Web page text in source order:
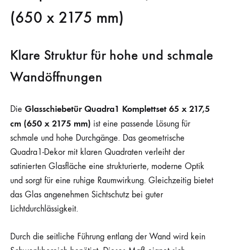
(650 x 2175 mm)
Klare Struktur für hohe und schmale
Wandöffnungen
Die Glasschiebetür Quadra1 Komplettset 65 x 217,5
cm (650 x 2175 mm) ist eine passende Lösung für
schmale und hohe Durchgänge. Das geometrische
Quadra1-Dekor mit klaren Quadraten verleiht der
satinierten Glasfläche eine strukturierte, moderne Optik
und sorgt für eine ruhige Raumwirkung. Gleichzeitig bietet
das Glas angenehmen Sichtschutz bei guter
Lichtdurchlässigkeit.
Durch die seitliche Führung entlang der Wand wird kein